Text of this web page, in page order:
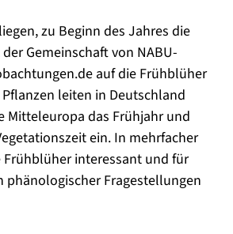
zu Beginn des Jahres die
Gemeinschaft von NABU-
auf die Frühblüher
leiten in Deutschland
Mitteleuropa das Frühjahr und
ein. In mehrfacher
interessant und für
phänologischer Fragestellungen